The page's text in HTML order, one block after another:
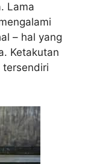
Lama
– hal yang
Ketakutan
tersendiri